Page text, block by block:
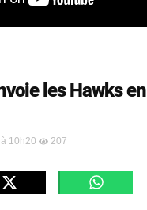
les Hawks en
10h20 207